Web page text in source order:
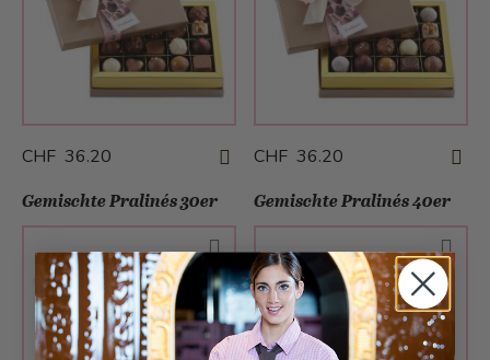
CHF 36.20 CHF 36.20
Gemischte Pralinés 30er Gemischte Pralinés 40er